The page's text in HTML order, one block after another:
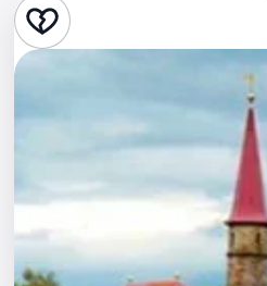
Стендап
Экскурсии
Спорт